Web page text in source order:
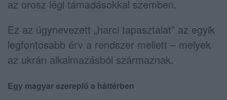
az orosz légi támadásokkal szemben.
Ez az úgynevezett „harci tapasztalat” az egyik
legfontosabb érv a rendszer mellett – melyek
az ukrán alkalmazásból származnak.
Egy magyar szereplő a háttérben